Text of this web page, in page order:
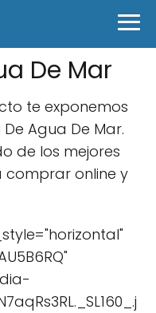
De Mar
te exponemos
Agua De Mar.
de los mejores
online y